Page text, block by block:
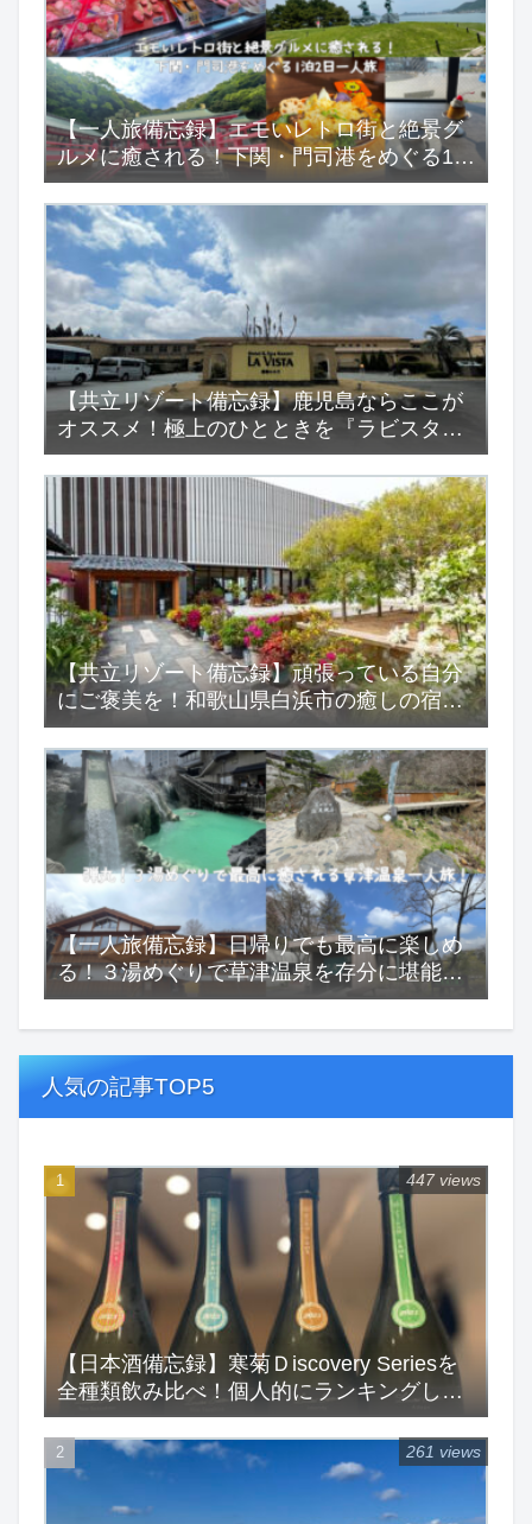
【一人旅備忘録】エモいレトロ街と絶景グ
ルメに癒される！下関・門司港をめぐる1泊
2日一人旅
【共立リゾート備忘録】鹿児島ならここが
オススメ！極上のひとときを『ラビスタ霧
島ヒルズ』で…
【共立リゾート備忘録】頑張っている自分
にご褒美を！和歌山県白浜市の癒しの宿
『浜千鳥の湯 海舟』
【一人旅備忘録】日帰りでも最高に楽しめ
る！３湯めぐりで草津温泉を存分に堪能す
る一人旅！
人気の記事TOP5
【日本酒備忘録】寒菊Ｄiscovery Seriesを
全種類飲み比べ！個人的にランキングして
みた！
447 views
261 views